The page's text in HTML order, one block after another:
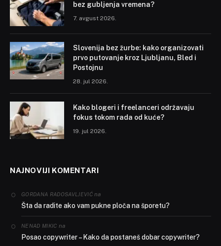
bez gubljenja vremena?
7. avgust 2026.
Slovenija bez žurbe: kako organizovati
prvo putovanje kroz Ljubljanu, Bled i
Postojnu
28. jul 2026.
Kako blogeri i freelanceri održavaju
fokus tokom rada od kuće?
19. jul 2026.
NAJNOVIJI KOMENTARI
GORDANA RADOSAVLJEVIĆna
Šta da radite ako vam pukne ploča na šporetu?
NENAD MIKIC na
Posao copywriter – Kako da postaneš dobar copywriter?